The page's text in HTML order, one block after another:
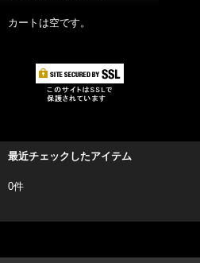
カートは空です。
最近チェックしたアイテム
0件